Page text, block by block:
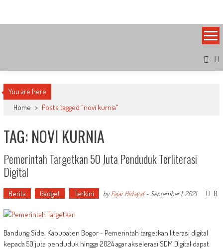
content
You are here
Home > Posts tagged "novi kurnia"
TAG: NOVI KURNIA
Pemerintah Targetkan 50 Juta Penduduk Terliterasi
Digital
Berita Gadget Terkini byFajar Hidayat- September 1, 2021 0
Bandung Side, Kabupaten Bogor - Pemerintah targetkan literasi digital
kepada 50 juta penduduk hingga 2024 agar akselerasi SDM Digital dapat